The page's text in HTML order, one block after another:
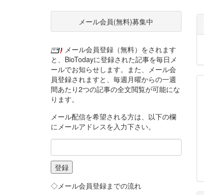
メール会員(無料)募集中
メール会員登録（無料）をされます
と、BioTodayに登録された記事を毎日メ
ールでお知らせします。また、メール会
員登録されますと、毎週月曜からの一週
間あたり2つの記事の全文閲覧が可能にな
ります。
メール配信を希望される方は、以下の欄
にメールアドレスを入力下さい。
◇メール会員登録までの流れ